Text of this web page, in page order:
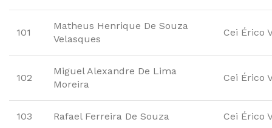
101
Matheus Henrique De Souza
Velasques
Cei Érico
102
Miguel Alexandre De Lima
Moreira
Cei Érico
103 Rafael Ferreira De Souza Cei Érico